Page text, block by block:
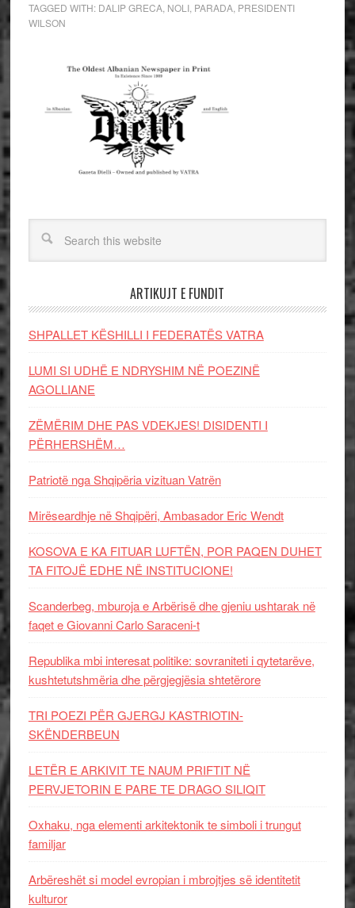
TAGGED WITH: DALIP GRECA, NOLI, PARADA, PRESIDENTI
WILSON
ARTIKUJT E FUNDIT
SHPALLET KËSHILLI I FEDERATËS VATRA
LUMI SI UDHË E NDRYSHIM NË POEZINË
AGOLLIANE
ZËMËRIM DHE PAS VDEKJES! DISIDENTI I
PËRHERSHËM…
Patriotë nga Shqipëria vizituan Vatrën
Mirëseardhje në Shqipëri, Ambasador Eric Wendt
KOSOVA E KA FITUAR LUFTËN, POR PAQEN DUHET
TA FITOJË EDHE NË INSTITUCIONE!
Scanderbeg, mburoja e Arbërisë dhe gjeniu ushtarak në
faqet e Giovanni Carlo Saraceni-t
Republika mbi interesat politike: sovraniteti i qytetarëve,
kushtetutshmëria dhe përgjegjësia shtetërore
TRI POEZI PËR GJERGJ KASTRIOTIN-
SKËNDERBEUN
LETËR E ARKIVIT TE NAUM PRIFTIT NË
PERVJETORIN E PARE TE DRAGO SILIQIT
Oxhaku, nga elementi arkitektonik te simboli i trungut
familjar
Arbëreshët si model evropian i mbrojtjes së identitetit
kulturor